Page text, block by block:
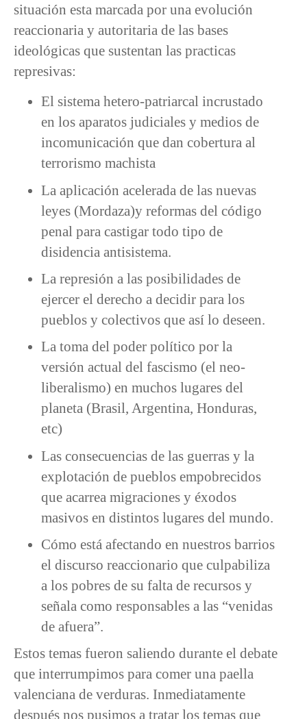
situación esta marcada por una evolución
reaccionaria y autoritaria de las bases
ideológicas que sustentan las practicas
represivas:
El sistema hetero-patriarcal incrustado
en los aparatos judiciales y medios de
incomunicación que dan cobertura al
terrorismo machista
La aplicación acelerada de las nuevas
leyes (Mordaza)y reformas del código
penal para castigar todo tipo de
disidencia antisistema.
La represión a las posibilidades de
ejercer el derecho a decidir para los
pueblos y colectivos que así lo deseen.
La toma del poder político por la
versión actual del fascismo (el neo-
liberalismo) en muchos lugares del
planeta (Brasil, Argentina, Honduras,
etc)
Las consecuencias de las guerras y la
explotación de pueblos empobrecidos
que acarrea migraciones y éxodos
masivos en distintos lugares del mundo.
Cómo está afectando en nuestros barrios
el discurso reaccionario que culpabiliza
a los pobres de su falta de recursos y
señala como responsables a las “venidas
de afuera”.
Estos temas fueron saliendo durante el debate
que interrumpimos para comer una paella
valenciana de verduras. Inmediatamente
después nos pusimos a tratar los temas que